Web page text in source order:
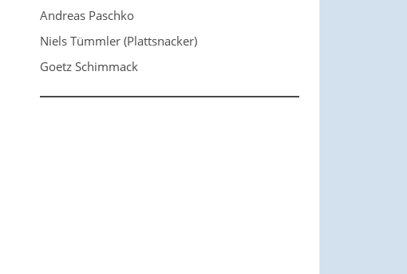
Andreas Paschko
Niels Tümmler (Plattsnacker)
Goetz Schimmack